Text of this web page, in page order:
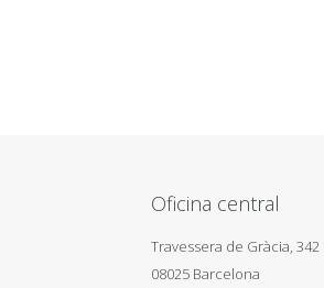
Oficina central
Travessera de Gràcia, 342
08025 Barcelona